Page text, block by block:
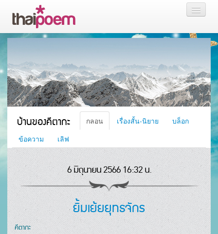
เรื่องสั้น นิยาย
บล็อก
สมาชิก
หน้าส่วนตัว
บ้านของคีตากะ กลอน เรื่องสั้น-นิยาย
บล็อก
ข้อความ
เลิฟ
6 มิถุนายน 2566 16:32 น.
ยิ้มเย้ยยุทธจักร
คีตากะ